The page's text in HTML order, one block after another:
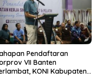
Pendaftaran
VII Banten
KONI Kabupaten